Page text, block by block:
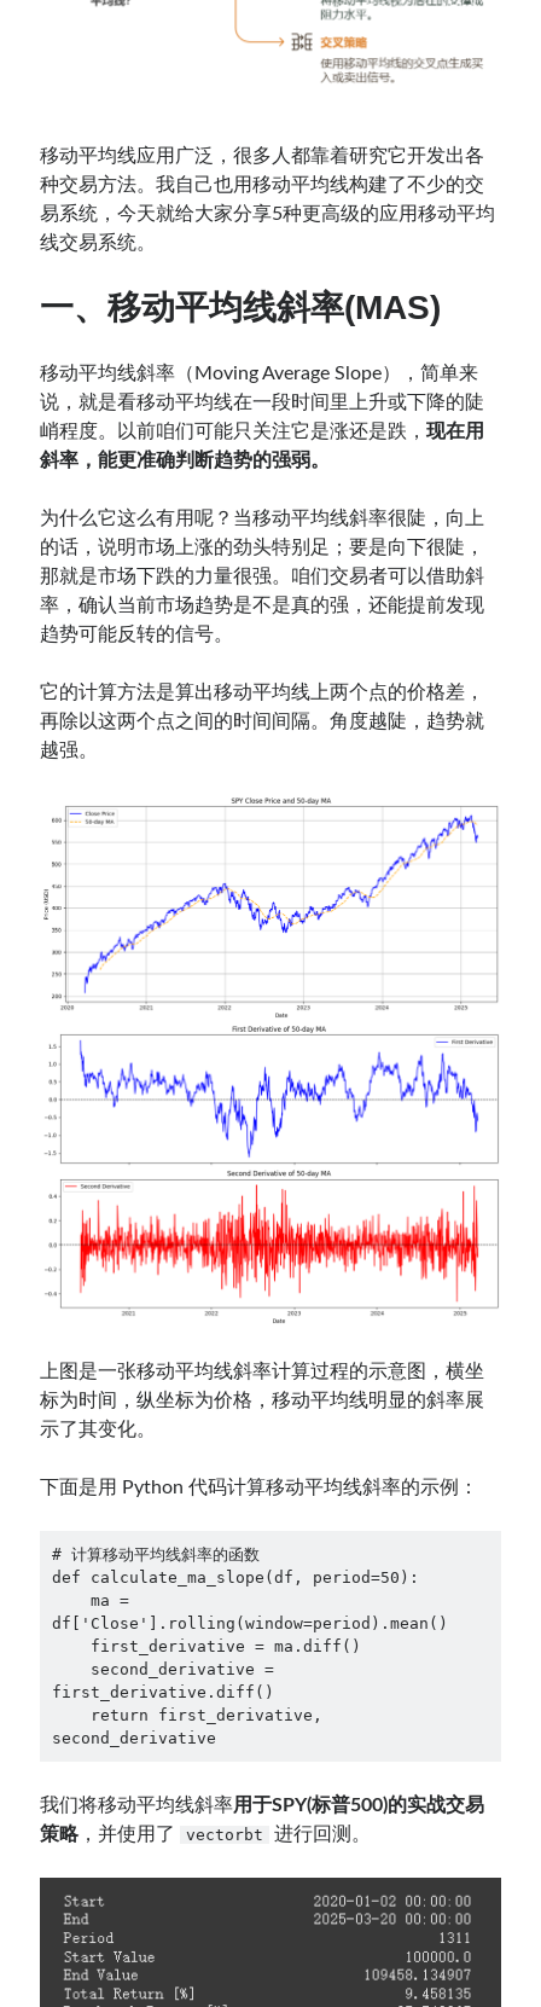
移动平均线应用广泛，很多人都靠着研究它开发出各
种交易方法。我自己也用移动平均线构建了不少的交
易系统，今天就给大家分享5种更高级的应用移动平均
线交易系统。
一、移动平均线斜率(MAS)
移动平均线斜率（Moving Average Slope），简单来
说，就是看移动平均线在一段时间里上升或下降的陡
峭程度。以前咱们可能只关注它是涨还是跌，现在用
斜率，能更准确判断趋势的强弱。
为什么它这么有用呢？当移动平均线斜率很陡，向上
的话，说明市场上涨的劲头特别足；要是向下很陡，
那就是市场下跌的力量很强。咱们交易者可以借助斜
率，确认当前市场趋势是不是真的强，还能提前发现
趋势可能反转的信号。
它的计算方法是算出移动平均线上两个点的价格差，
再除以这两个点之间的时间间隔。角度越陡，趋势就
越强。
上图是一张移动平均线斜率计算过程的示意图，横坐
标为时间，纵坐标为价格，移动平均线明显的斜率展
示了其变化。
下面是用 Python 代码计算移动平均线斜率的示例：
# 计算移动平均线斜率的函数
def calculate_ma_slope(df, period=50):
df['Close'].rolling(window=period).mean()
first_derivative.diff()
second_derivative
我们将移动平均线斜率用于SPY(标普500)的实战交易
策略，并使用了 vectorbt 进行回测。